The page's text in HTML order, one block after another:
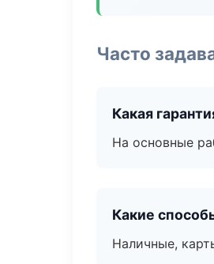
Часто
Какая
На основные
Какие
Наличные,